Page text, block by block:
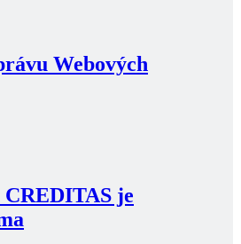
Webových
je